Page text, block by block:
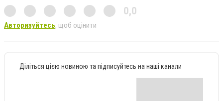
0,0
Авторизуйтесь, щоб оцінити
Діліться цією новиною та підписуйтесь на наші канали